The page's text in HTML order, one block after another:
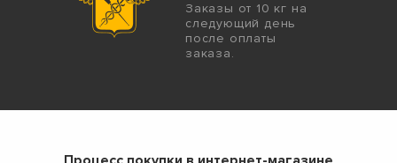
Заказы от 10 кг на
следующий день
после оплаты
заказа.